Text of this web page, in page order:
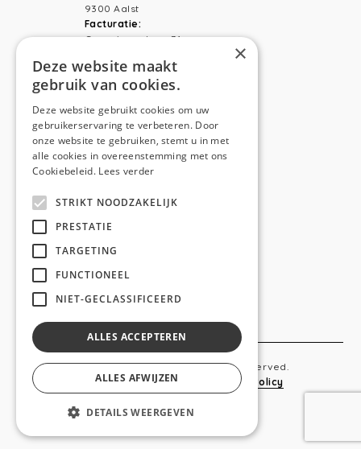
9300 Aalst
Facturatie:
Capucienenlaan 31
Telefoon:0473 44 56 94
NAVIGATION
Home
Diensten
Realisaties
Copyright © 2019 Anso. All rights reserved.
Sitemap-Privacy Policy Cookie Policy
webdesigned by
×
Deze website maakt
gebruik van cookies.
Deze website gebruikt cookies om uw
gebruikerservaring te verbeteren. Door
onze website te gebruiken, stemt u in met
alle cookies in overeenstemming met ons
Cookiebeleid. Lees verder
STRIKT NOODZAKELIJK
PRESTATIE
TARGETING
FUNCTIONEEL
NIET-GECLASSIFICEERD
ALLES ACCEPTEREN
ALLES AFWIJZEN
DETAILS WEERGEVEN